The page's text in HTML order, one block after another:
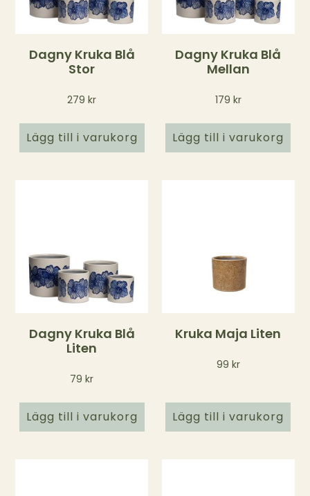
Dagny Kruka Blå
Stor
279kr
Lägg till i varukorg
Dagny Kruka Blå
Mellan
179 kr
Lägg till i varukorg
Dagny Kruka Blå
Liten
79kr
Lägg till i varukorg
Kruka Maja Liten
99 kr
Lägg till i varukorg